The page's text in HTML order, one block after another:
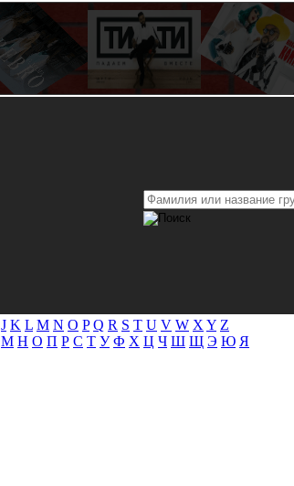
J K L M N O P Q R S T U V W X Y Z
М Н О П Р С Т У Ф Х Ц Ч Ш Щ Э Ю Я